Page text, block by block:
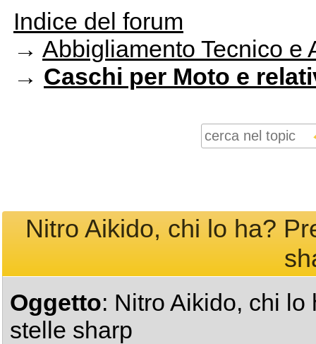
Indice del forum
→ Abbigliamento Tecnico e
→ Caschi per Moto e
Nitro Aikido, chi lo ha?
Oggetto: Nitro Aikido, chi
stelle sharp